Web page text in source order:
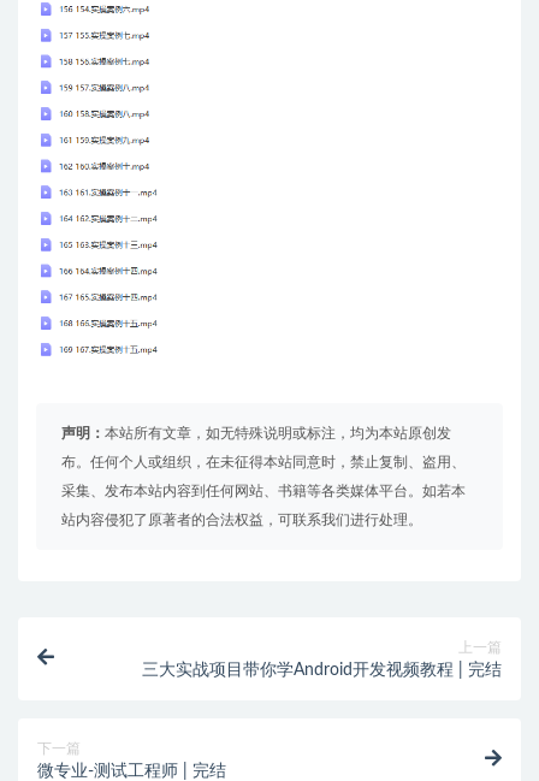
声明： 本站所有文章，如无特殊说明或标注，均为本站原创发
布。任何个人或组织，在未征得本站同意时，禁止复制、盗用、
采集、发布本站内容到任何网站、书籍等各类媒体平台。如若本
站内容侵犯了原著者的合法权益，可联系我们进行处理。
上一篇
三大实战项目带你学Android开发视频教程 | 完结
下一篇
微专业-测试工程师 | 完结